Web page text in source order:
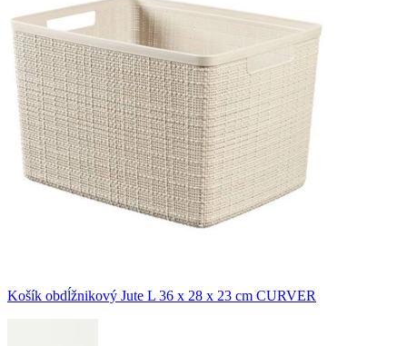
Košík obdĺžnikový Jute L 36 x 28 x 23 cm CURVER